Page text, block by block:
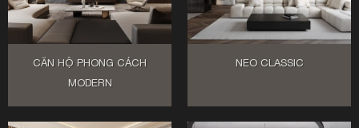
CĂN HỘ PHONG CÁCH
MODERN
NEO CLASSIC